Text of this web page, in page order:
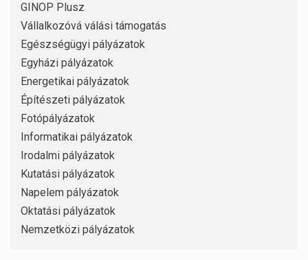
GINOP Plusz
Vállalkozóvá válási támogatás
Egészségügyi pályázatok
Egyházi pályázatok
Energetikai pályázatok
Építészeti pályázatok
Fotópályázatok
Informatikai pályázatok
Irodalmi pályázatok
Kutatási pályázatok
Napelem pályázatok
Oktatási pályázatok
Nemzetközi pályázatok